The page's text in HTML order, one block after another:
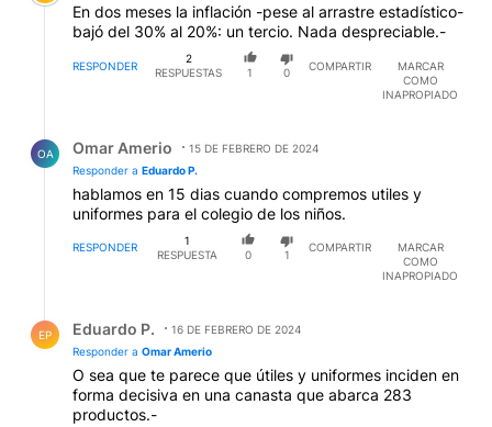
En dos meses la inflación -pese al arrastre estadístico-
bajó del 30% al 20%: un tercio. Nada despreciable.-
RESPONDER
2
RESPUESTAS
1 0
COMPARTIR
MARCAR
COMO
INAPROPIADO
OA Omar Amerio
15 DE FEBRERO DE 2024
Responder a Eduardo P.
hablamos en 15 dias cuando compremos utiles y
uniformes para el colegio de los niños.
RESPONDER
1
RESPUESTA
0 1
COMPARTIR
MARCAR
COMO
INAPROPIADO
EP Eduardo P.
16 DE FEBRERO DE 2024
Responder a Omar Amerio
O sea que te parece que útiles y uniformes inciden en
forma decisiva en una canasta que abarca 283
productos.-